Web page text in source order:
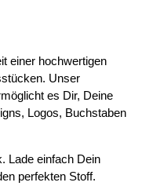
einer hochwertigen
Unser
es Dir, Deine
Logos, Buchstaben
Lade einfach Dein
perfekten Stoff.